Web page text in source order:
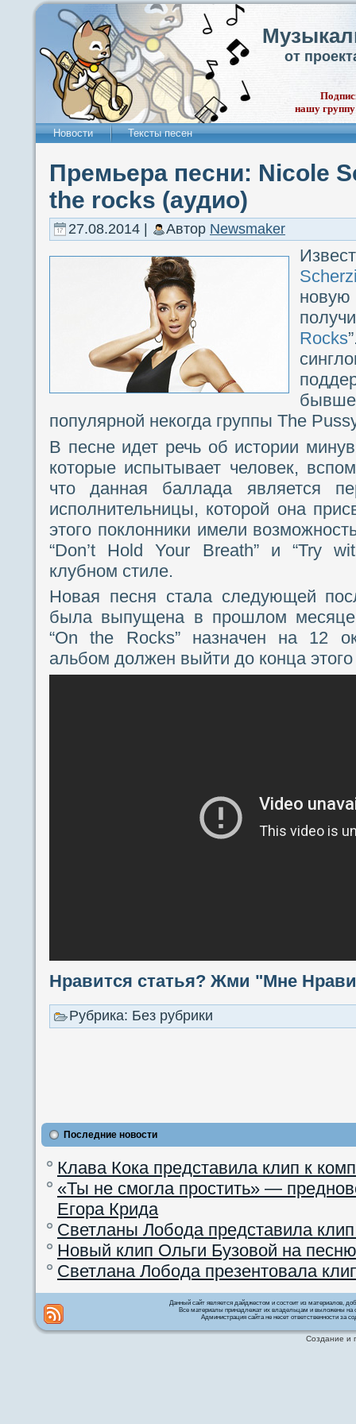
от
нашу
Новости Тексты песен
Премьера песни: Nicole
the rocks (аудио)
27.08.2014 | Автор Newsmaker
Rocks
популярной некогда группы The
В песне идет речь об истории
которые испытывает человек,
что данная баллада является
исполнительницы, которой она
этого поклонники имели
“Don’t Hold Your Breath” и “Try
клубном стиле.
Новая песня стала следующей
была выпущена в прошлом
“On the Rocks” назначен на 12
альбом должен выйти до конца этого
Нравится статья? Жми "Мне
Рубрика: Без рубрики
Последние новости
Клава Кока представила клип к
«Ты не смогла простить» —
Егора Крида
Светланы Лобода представила
Новый клип Ольги Бузовой на
Светлана Лобода презентовала
Данный сайт является дайджестом и состоит из материалов,
Все материалы принадлежат их владельцам и выложены на
Администрация сайта не несет ответственности за
Создание и